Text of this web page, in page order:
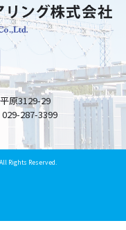
原3129-29
029-287-3399
Rights Reserved.